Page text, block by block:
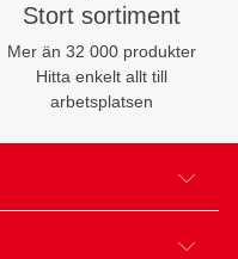
Stort sortiment
Mer än 32 000 produkter
Hitta enkelt allt till
arbetsplatsen